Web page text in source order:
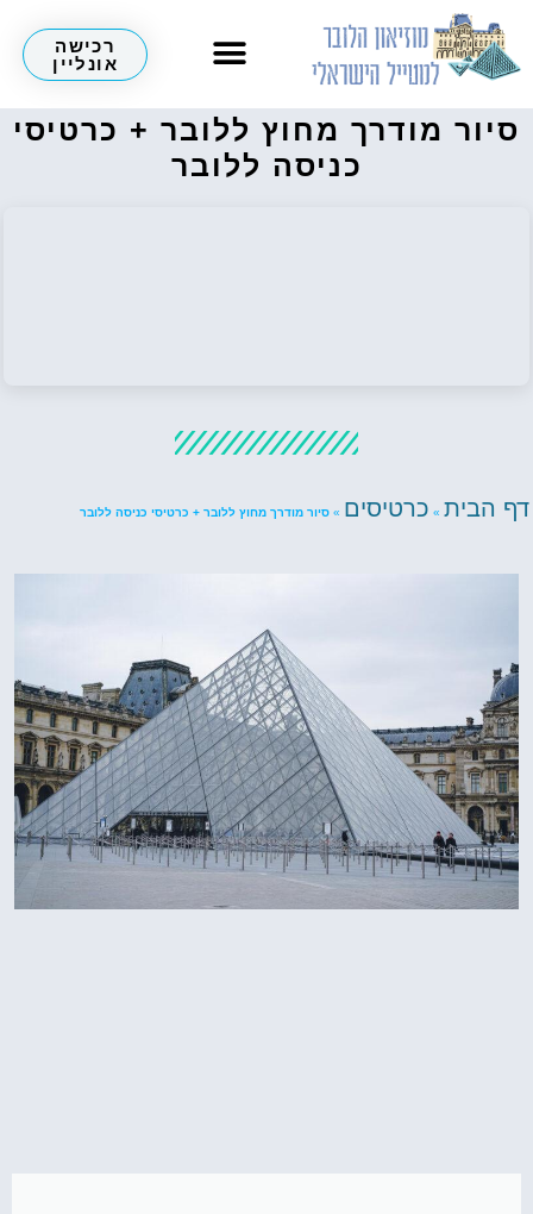
רכישה
אונליין
סיור מודרך מחוץ ללובר + כרטיסי
כניסה ללובר
דף הבית » כרטיסים » סיור מודרך מחוץ ללובר + כרטיסי כניסה ללובר